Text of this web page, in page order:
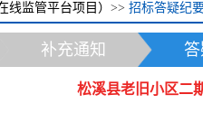
线监管平台项目） >> 招标答疑纪
补充通知
松溪县老旧小区二